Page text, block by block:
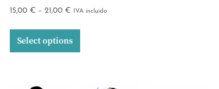
15,00 € – 21,00 € IVA incluido
Select options